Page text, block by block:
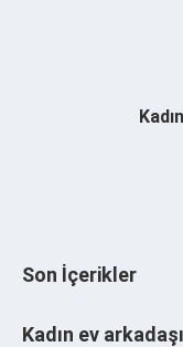
Son İçerikler
Kadın ev arkadaşı